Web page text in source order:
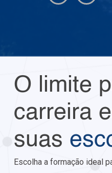
O limite
carreira
suas
Escolha a formação ideal